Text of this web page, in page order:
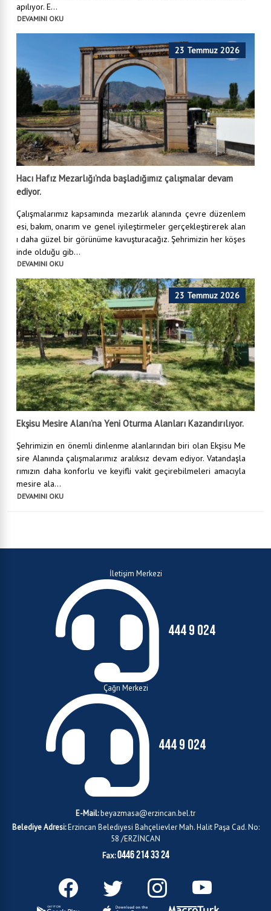
apılıyor. E...
DEVAMINI OKU
23 Temmuz 2026
Hacı Hafız Mezarlığı’nda başladığımız çalışmalar devam
ediyor.
Çalışmalarımız kapsamında mezarlık alanında çevre düzenlem
esi, bakım, onarım ve genel iyileştirmeler gerçekleştirerek alan
ı daha güzel bir görünüme kavuşturacağız. Şehrimizin her köşes
inde olduğu gib...
DEVAMINI OKU
23 Temmuz 2026
Ekşisu Mesire Alanı’na Yeni Oturma Alanları Kazandırılıyor.
Şehrimizin en önemli dinlenme alanlarından biri olan Ekşisu Me
sire Alanında çalışmalarımız aralıksız devam ediyor. Vatandaşla
rımızın daha konforlu ve keyifli vakit geçirebilmeleri amacıyla
mesire ala...
DEVAMINI OKU
İletişim Merkezi
444 9 024
Çağrı Merkezi
444 9 024
E-Mail:beyazmasa@erzincan.bel.tr
Belediye Adresi:Erzincan Belediyesi Bahçelievler Mah. Halit Paşa Cad. No:
58 /ERZİNCAN
Fax:0446 214 33 24